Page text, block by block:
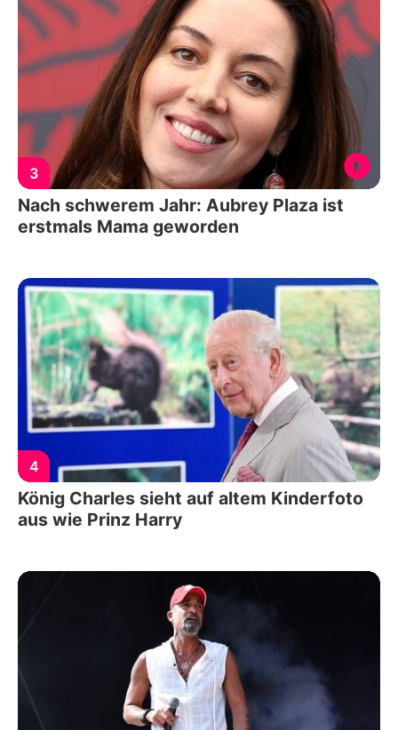
3
Nach schwerem Jahr: Aubrey Plaza ist
erstmals Mama geworden
4
König Charles sieht auf altem Kinderfoto
aus wie Prinz Harry